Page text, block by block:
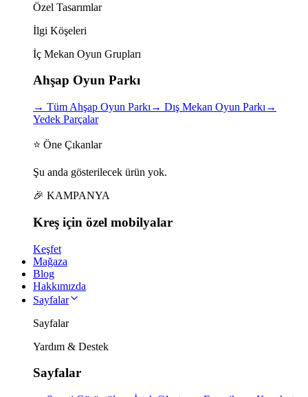
Özel Tasarımlar
İlgi Köşeleri
İç Mekan Oyun Grupları
Ahşap Oyun Parkı
→ Tüm Ahşap Oyun Parkı → Dış Mekan Oyun Parkı →
Yedek Parçalar
⭐ Öne Çıkanlar
Şu anda gösterilecek ürün yok.
🎉 KAMPANYA
Kreş için özel mobilyalar
Keşfet
Mağaza
Blog
Hakkımızda
Sayfalar
Sayfalar
Yardım & Destek
Sayfalar